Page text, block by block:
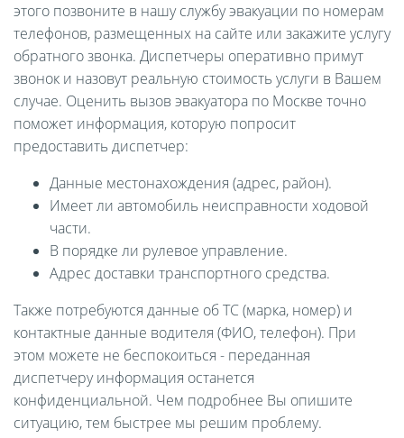
этого позвоните в нашу службу эвакуации по номерам
телефонов, размещенных на сайте или закажите услугу
обратного звонка. Диспетчеры оперативно примут
звонок и назовут реальную стоимость услуги в Вашем
случае. Оценить вызов эвакуатора по Москве точно
поможет информация, которую попросит
предоставить диспетчер:
Данные местонахождения (адрес, район).
Имеет ли автомобиль неисправности ходовой
части.
В порядке ли рулевое управление.
Адрес доставки транспортного средства.
Также потребуются данные об ТС (марка, номер) и
контактные данные водителя (ФИО, телефон). При
этом можете не беспокоиться - переданная
диспетчеру информация останется
конфиденциальной. Чем подробнее Вы опишите
ситуацию, тем быстрее мы решим проблему.